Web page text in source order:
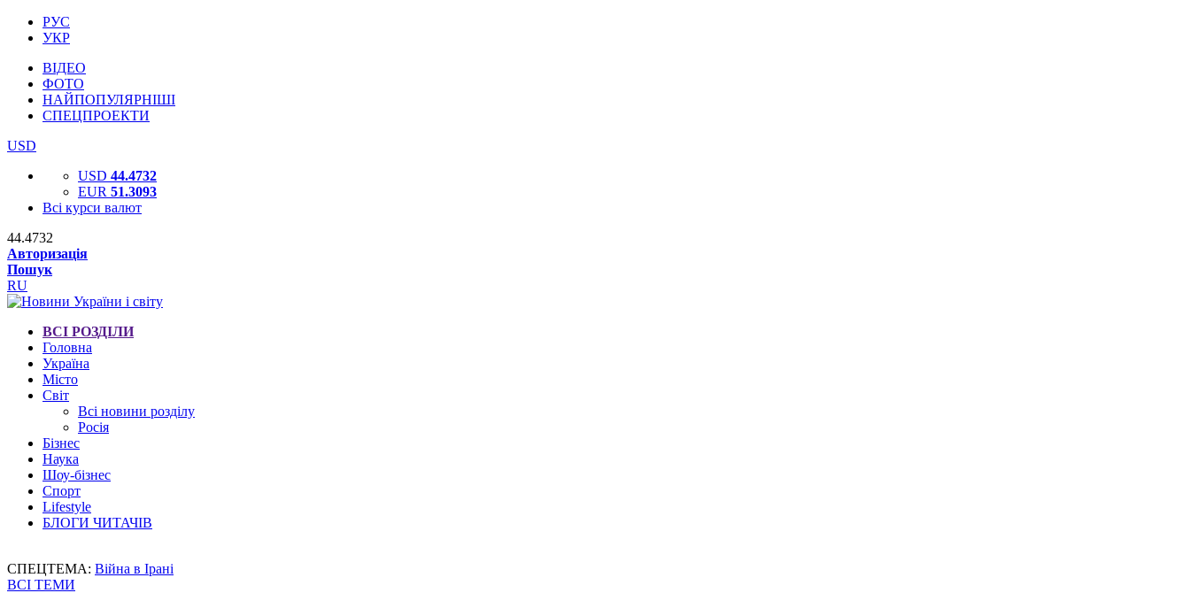
РУС
УКР
ВІДЕО
ФОТО
НАЙПОПУЛЯРНІШІ
СПЕЦПРОЕКТИ
USD
USD 44.4732
EUR 51.3093
Всі курси валют
44.4732
Авторизація
Пошук
RU
ВСІ РОЗДІЛИ
Головна
Україна
Місто
Світ
Всі новини розділу
Росія
Бізнес
Наука
Шоу-бізнес
Спорт
Lifestyle
БЛОГИ ЧИТАЧІВ
СПЕЦТЕМА: Війна в Ірані
ВСІ ТЕМИ